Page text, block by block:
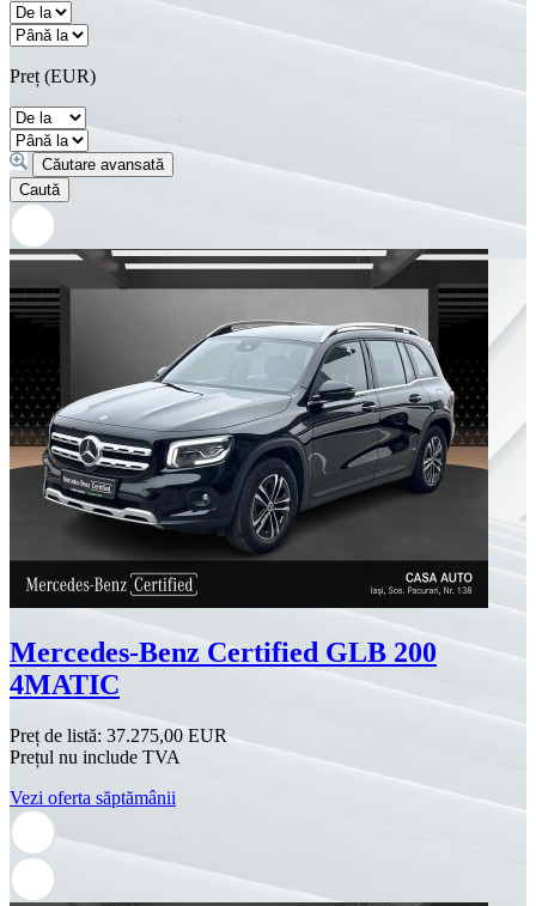
Preț (EUR)
Mercedes-Benz Certified GLB 200
4MATIC
Preț de listă: 37.275,00 EUR
Prețul nu include TVA
Vezi oferta săptămânii